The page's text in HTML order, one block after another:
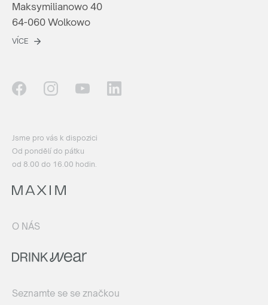
Maksymilianowo 40
64-060 Wolkowo
VÍCE
Jsme pro vás k dispozici
Od pondělí do pátku
od 8.00 do 16.00 hodin.
O NÁS
Seznamte se se značkou